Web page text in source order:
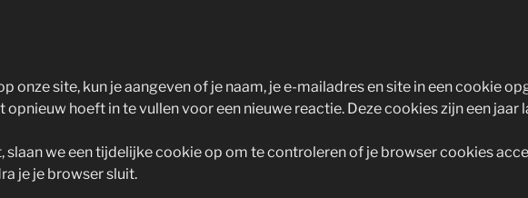
onze site, kun je aangeven of je naam, je e-mailadres en site in een cookie
hoeft in te vullen voor een nieuwe reactie. Deze cookies zijn een jaar
slaan we een tijdelijke cookie op om te controleren of je browser cookies
je je browser sluit.